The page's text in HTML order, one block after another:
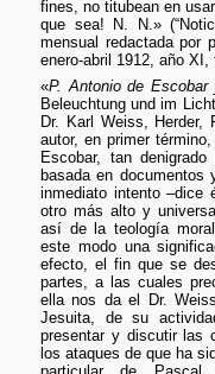
fines, no titubean en
que sea! N. N.»
mensual redactada por
enero-abril 1912, año
«P. Antonio de Escobar
Beleuchtung und im
Dr. Karl Weiss, Herder,
autor, en primer
Escobar, tan
basada en documentos
inmediato intento –dice
otro más alto y
así de la teología
este modo una
efecto, el fin que se
partes, a las cuales
ella nos da el Dr.
Jesuita, de su
presentar y discutir las
los ataques de que ha